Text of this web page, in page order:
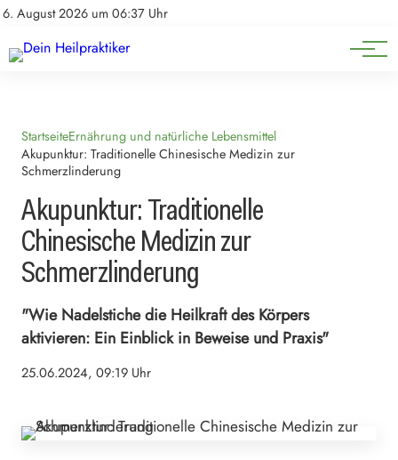
6. August 2026 um 06:37 Uhr
Impressum
Natürliche Medizin
Heilpflanzen & Kräuterkunde
StartseiteErnährung und natürliche Lebensmittel
Akupunktur: Traditionelle Chinesische Medizin zur
Schmerzlinderung
Akupunktur: Traditionelle
Chinesische Medizin zur
Schmerzlinderung
"Wie Nadelstiche die Heilkraft des Körpers
aktivieren: Ein Einblick in Beweise und Praxis"
25.06.2024, 09:19 Uhr